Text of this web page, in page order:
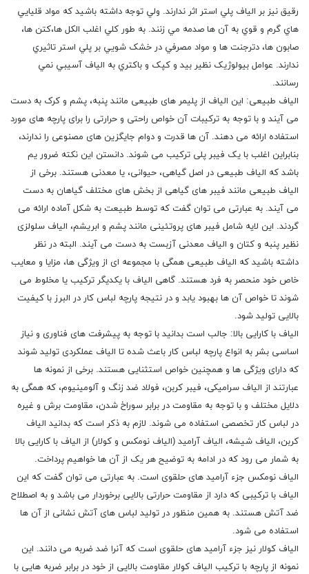
رقيق نیز بر الياف پلي استر اثر ندارند. ولي توجه داشته باشید که مواد قليايي
هاي گرم و قوي به آن ها صدمه مي زنند. به طور کلي اغلب الکل ها،کتن ها،
صابون ها، دترجنت ها و مواد مصرفي در خشک شويي بر پلي استر تاثيري
ندارند. عوامل بيولوژيک نظير بيد و کپک و باکتري به الياف آسيبي نمي
رسانند.
الیاف طبیعی: این الیاف از پلیمر های طبیعی مانند پنبه، پشم و کرک به دست
می ‌آیند و با توجه به ترکیبات آن خواص راحتی و حرارتی را برای پارچه های مورد
استفاده ارائه می ‌دهند. آن ها قدرت و دوام جایگزین های مصنوعی را ندارند،
بنابراین اغلب با یک فیبر پلی ترکیب می شوند. دانستن این نکته ضرور یم
باشد که الیاف طبیعی در اصل گیاهی، حیوانی، یا معدنی هستند. برخی از
الیاف طبیعی مانند فیبر های گیاهی از بخش های مختلف گیاهان به دست
می آیند. به عبارتی می توان گفت که توسط طبیعت به شکل آماده ارائه می
گردند. این لایه شامل فیبر های پروتئینی مانند پشم و ابریشم، الیاف سلولزی
نظیر پنبه و کتان و الیاف معدنی آزبست به دست می آیند. البته در نظر
داشته باشید که الیاف طبیعی همگی با مجموعه ای از ویژگی ها، مزایا و معایب
خاص خود منحصر به فرد هستند. گاهی الیاف با یکدیگر ترکیب یا مخلوط می
شوند تا خواص آن ها بهبود یابد و در نتیجه پارچه لباس کار در البرز با کیفیت
بالایی تولید شود.
الیاف با کارایی بالا: جالب است بدانید با توجه به پیشرفت ‌های فناوری و نیاز
اساسی بشر به انواع پارچه لباس کار باعث شده تا الیاف عملکردی تولید شوند
که دارای ویژگی ‌ها و همچنین خواص استثنایی هستند. برخی از نمونه ها
عبارتند از الیاف سرامیکی، فیبر کربن، فولاد ضد زنگ و آلومینیوم، که همگی به
دلایل مختلف و با توجه به مقاومت در برابر سوراخ شدن، مقاومت برش و غیره
در لباس کار تخصصی استفاده می شوند. لازم به ذکر است که بدانید الیاف
کربن، الیاف شیشه، الیاف آرامید (الیاف نومکس و کولار) از الیاف با کارایی بالا
به شمار می رود که در ادامه به توضیح هر یک از آن ها خواهیم پرداخت.
الیاف نومکس جزء آرامید های حلقوی است. به عبارتی می توان گفت که این
الیاف با ترکیبی که دارد از مقاومت حرارتی بالایی برخوردار می باشد و به اصطلاح
ضد آتش هستند. به همین منظور در تولید لباس های آتش نشانی از آن ها
استفاده می شود.
الیاف کولار نیز جزء آرامید های حلقوی است که آنرا ضد ضربه می دانند. این
نمونه از پارچه با ترکیب الیاف کولار مقاومت بالایی از خود در برابر ضربه هایی با